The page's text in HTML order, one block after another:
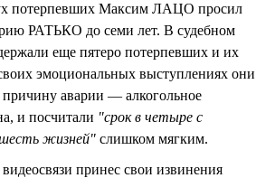
потерпевших Максим ЛАЦО просил
РАТЬКО до семи лет. В судебном
еще пятеро потерпевших и их
эмоциональных выступлениях они
аварии — алкогольное
и посчитали "срок в четыре с
шесть жизней" слишком мягким.
принес свои извинения